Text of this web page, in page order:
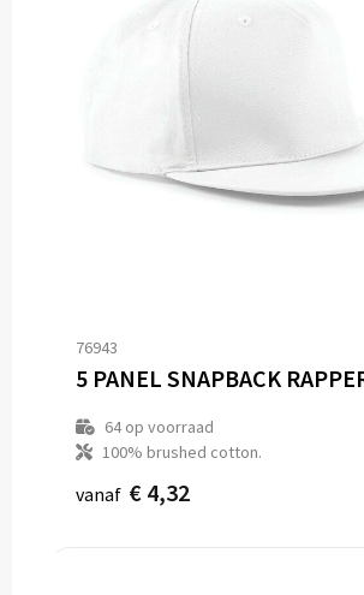
76943
5 PANEL SNAPBACK
64op voorraad
100% brushed cotton.
vanaf € 4,32